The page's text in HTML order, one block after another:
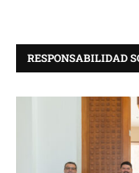
RESPONSABILIDAD